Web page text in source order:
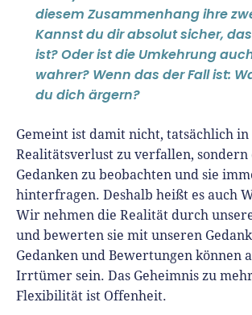
diesem Zusammenhang ihre
Kannst du dir absolut sicher,
ist? Oder ist die Umkehrung
wahrer? Wenn das der Fall ist:
du dich ärgern?
Gemeint ist damit nicht, tatsächlich in
Realitätsverlust zu verfallen, sondern
Gedanken zu beobachten und sie
hinterfragen. Deshalb heißt es auch
Wir nehmen die Realität durch
und bewerten sie mit unseren
Gedanken und Bewertungen können
Irrtümer sein. Das Geheimnis zu
Flexibilität ist Offenheit.